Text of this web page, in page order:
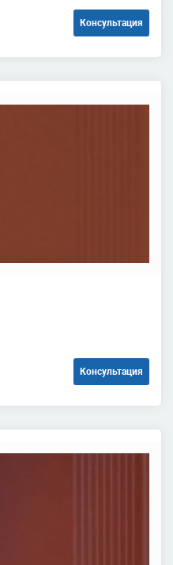
Консультация
Консультация